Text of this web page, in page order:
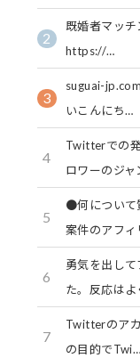
2
既婚者マッ
https://…
3
suguai-
いこんにち…
4
Twitterでの
ロワーのジ
5
●何について
案件のアフ
6
勇気を出し
た。反応は
7
Twitterのア
の目的でTwi…